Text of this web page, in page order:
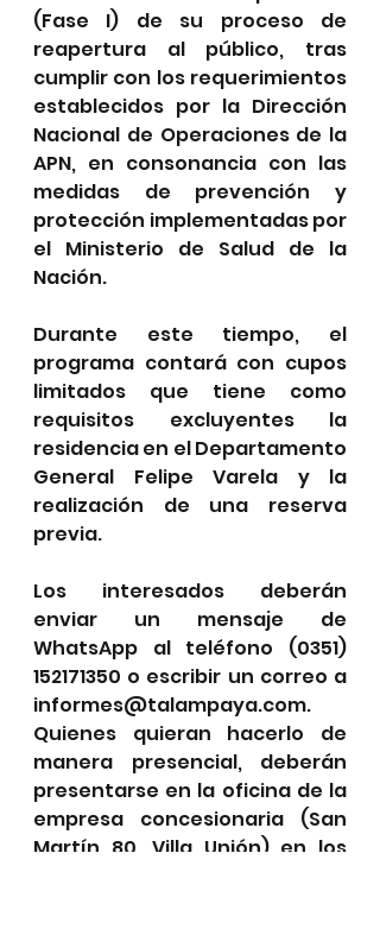
(Fase I) de su proceso de
reapertura al público, tras
cumplir con los requerimientos
establecidos por la Dirección
Nacional de Operaciones de la
APN, en consonancia con las
medidas de prevención y
protección implementadas por
el Ministerio de Salud de la
Nación.
Durante este tiempo, el
programa contará con cupos
limitados que tiene como
requisitos excluyentes la
residencia en el Departamento
General Felipe Varela y la
realización de una reserva
previa.
Los interesados deberán
enviar un mensaje de
WhatsApp al teléfono (0351)
152171350 o escribir un correo a
informes@talampaya.com.
Quienes quieran hacerlo de
manera presencial, deberán
presentarse en la oficina de la
empresa concesionaria (San
Martín 80, Villa Unión) en los